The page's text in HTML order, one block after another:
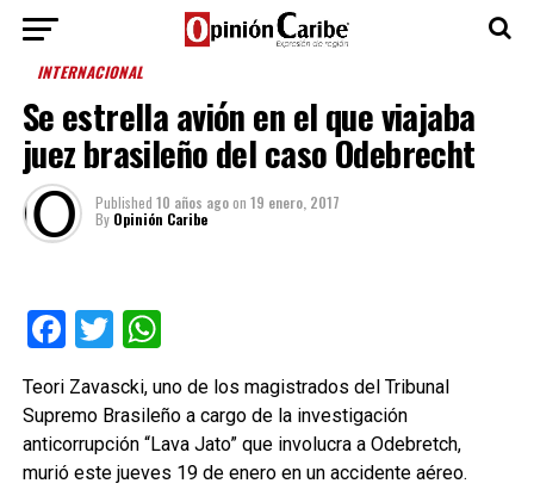
INTERNACIONAL
Se estrella avión en el que viajaba
juez brasileño del caso Odebrecht
Published 10 años agoon 19 enero, 2017
By Opinión Caribe
Facebook
TwitterWhatsApp
Teori Zavascki, uno de los magistrados del Tribunal
Supremo Brasileño a cargo de la investigación
anticorrupción “Lava Jato” que involucra a Odebretch,
murió este jueves 19 de enero en un accidente aéreo.